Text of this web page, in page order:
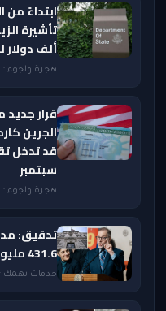
ابتداءً من
ألف دولار
هجرة ولجوء · 1 أغسطس 2026 — 9:23 AM
قرار جديد
الجرين
سبتمبر
هجرة ولجوء · 31 يوليو 2026 — 8:19 AM
تدقيق:
431.6 مليون دولار من «ميديكيد
خدمات تهمك · 23 يوليو 2026 — 9:06 PM